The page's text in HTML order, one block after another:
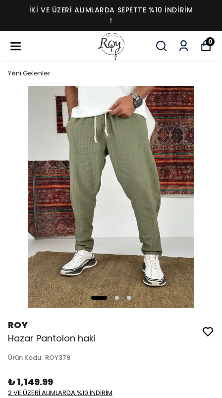
İKI VE ÜZERI ALIMLARDA SEPETTE %10 İNDIRIM
!
0
Yeni Gelenler
ROY
Hazar Pantolon haki
Ürün Kodu: ROY379
₺ 1,149.99
2 VE ÜZERİ ALIMLARDA %10 İNDİRİM